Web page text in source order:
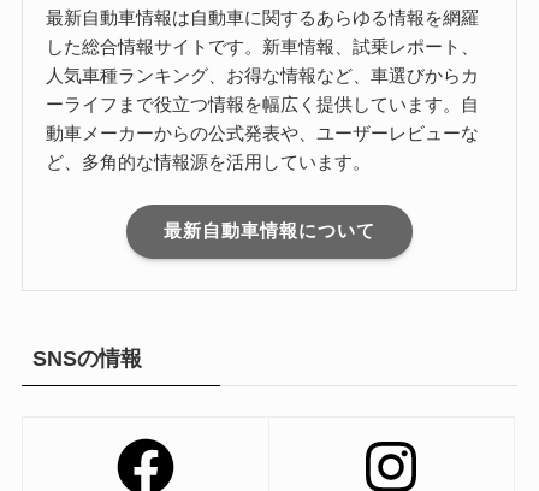
最新自動車情報は自動車に関するあらゆる情報を網羅
した総合情報サイトです。新車情報、試乗レポート、
人気車種ランキング、お得な情報など、車選びからカ
ーライフまで役立つ情報を幅広く提供しています。自
動車メーカーからの公式発表や、ユーザーレビューな
ど、多角的な情報源を活用しています。
最新自動車情報について
SNSの情報